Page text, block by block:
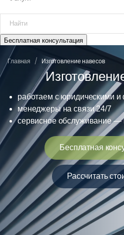
Бесплатная консультация
Главная / Изготовление навесов
работаем с юридическими
менеджеры на связи 24/7
сервисное обслуживание —
Бесплатная
Рассчитать